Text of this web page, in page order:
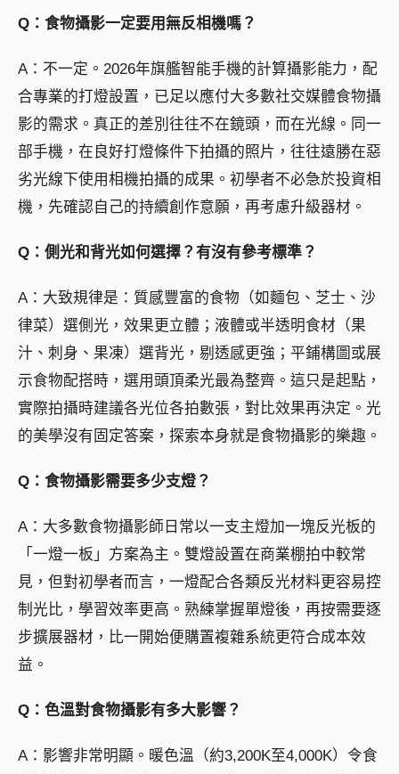
Q：食物攝影一定要用無反相機嗎？
A：不一定。2026年旗艦智能手機的計算攝影能力，配
合專業的打燈設置，已足以應付大多數社交媒體食物攝
影的需求。真正的差別往往不在鏡頭，而在光線。同一
部手機，在良好打燈條件下拍攝的照片，往往遠勝在惡
劣光線下使用相機拍攝的成果。初學者不必急於投資相
機，先確認自己的持續創作意願，再考慮升級器材。
Q：側光和背光如何選擇？有沒有參考標準？
A：大致規律是：質感豐富的食物（如麵包、芝士、沙
律菜）選側光，效果更立體；液體或半透明食材（果
汁、刺身、果凍）選背光，剔透感更強；平鋪構圖或展
示食物配搭時，選用頭頂柔光最為整齊。這只是起點，
實際拍攝時建議各光位各拍數張，對比效果再決定。光
的美學沒有固定答案，探索本身就是食物攝影的樂趣。
Q：食物攝影需要多少支燈？
A：大多數食物攝影師日常以一支主燈加一塊反光板的
「一燈一板」方案為主。雙燈設置在商業棚拍中較常
見，但對初學者而言，一燈配合各類反光材料更容易控
制光比，學習效率更高。熟練掌握單燈後，再按需要逐
步擴展器材，比一開始便購置複雜系統更符合成本效
益。
Q：色溫對食物攝影有多大影響？
A：影響非常明顯。暖色溫（約3,200K至4,000K）令食